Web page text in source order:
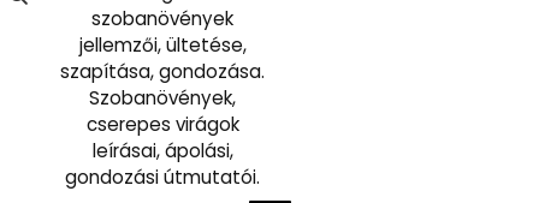
szobanövények
jellemzői, ültetése,
szapítása, gondozása.
Szobanövények,
cserepes virágok
leírásai, ápolási,
gondozási útmutatói.